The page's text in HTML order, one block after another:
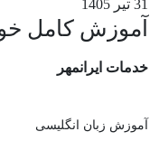
31 تیر 1405
آموزش کامل
خدمات ایرانمهر
آموزش زبان انگلیسی